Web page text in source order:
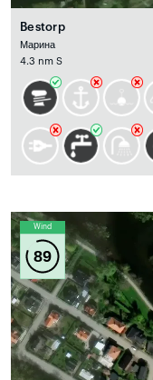
Bestorp
Марина
4.3 nm S
Wind
89